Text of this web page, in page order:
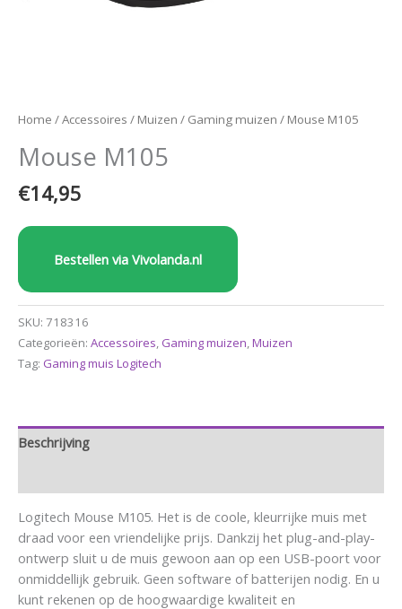
Home /Accessoires / Muizen / Gaming muizen / Mouse M105
Mouse M105
€14,95
Bestellen via Vivolanda.nl
SKU: 718316
Categorieën: Accessoires, Gaming muizen,Muizen
Tag: Gaming muis Logitech
Beschrijving
Logitech Mouse M105. Het is de coole, kleurrijke muis met
draad voor een vriendelijke prijs. Dankzij het plug-and-play-
ontwerp sluit u de muis gewoon aan op een USB-poort voor
onmiddellijk gebruik. Geen software of batterijen nodig. En u
kunt rekenen op de hoogwaardige kwaliteit en